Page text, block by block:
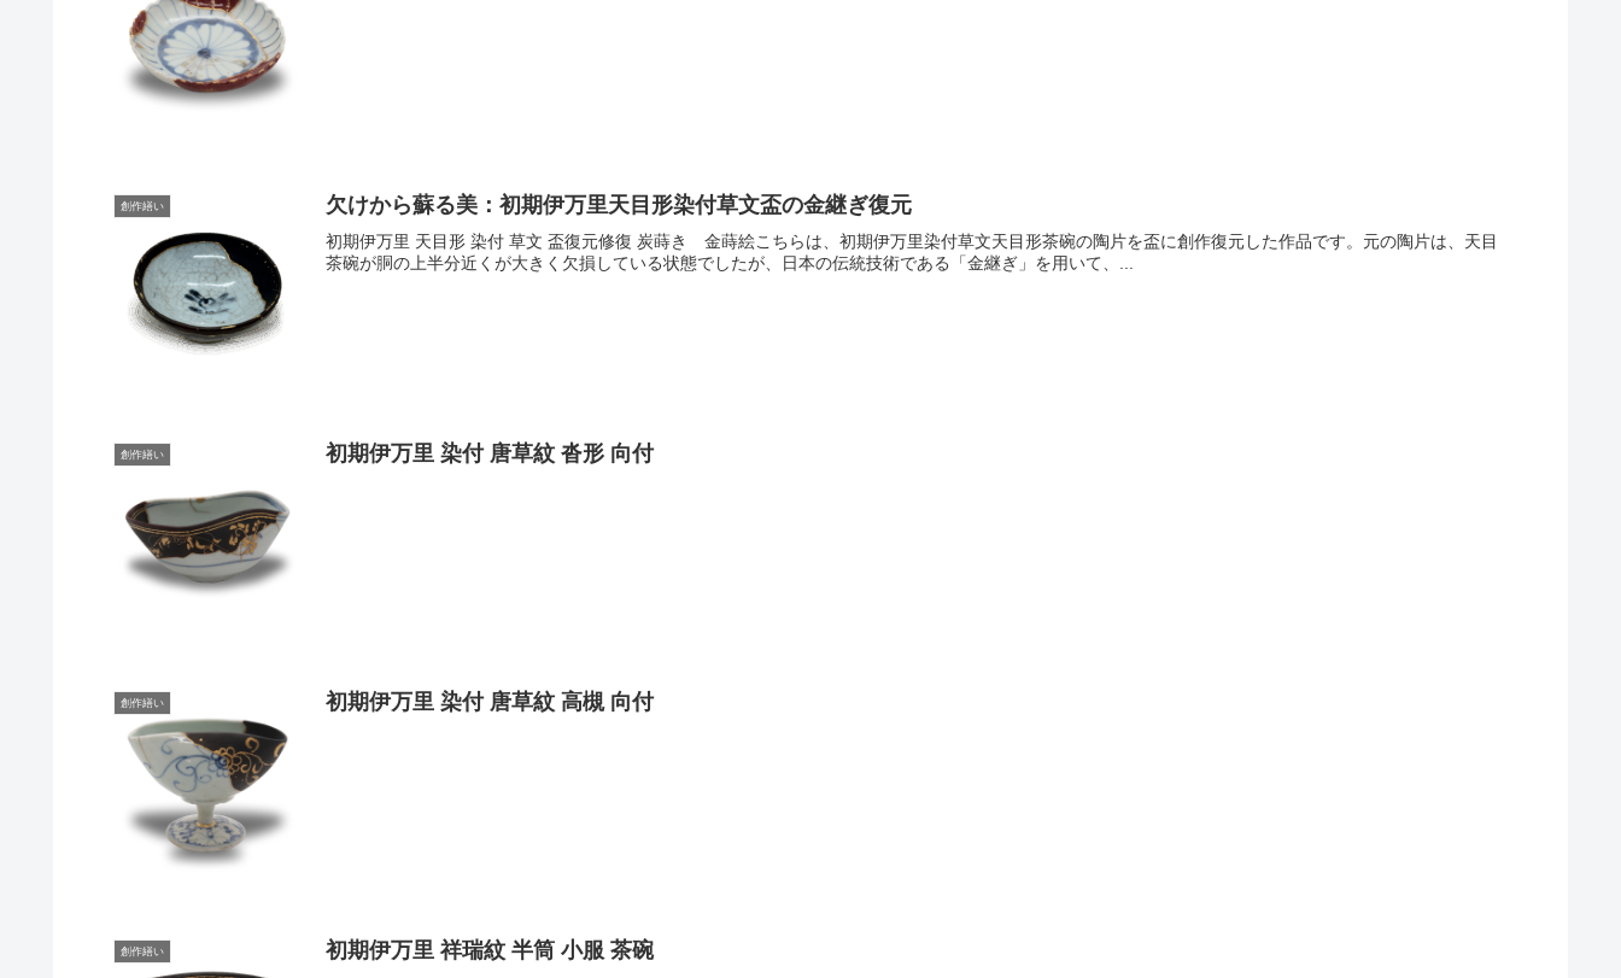
創作繕い 欠けから蘇る美：初期伊万里天目形染付草文盃の金継ぎ復元
初期伊万里 天目形 染付 草文 盃復元修復 炭蒔き 金蒔絵こちらは、初期伊万里染付草文天目形茶碗の陶片を盃に創作復元した作品です。元の陶片は、天目
茶碗が胴の上半分近くが大きく欠損している状態でしたが、日本の伝統技術である「金継ぎ」を用いて、...
創作繕い 初期伊万里 染付 唐草紋 沓形 向付
創作繕い 初期伊万里 染付 唐草紋 高槻 向付
創作繕い 初期伊万里 祥瑞紋 半筒 小服 茶碗